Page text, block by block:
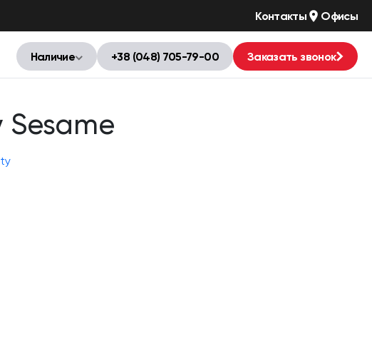
Контакты Офисы
Наличие +38 (048) 705-79-00 Заказать звонок
Sesame